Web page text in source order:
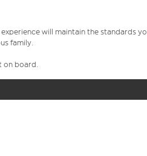
will maintain the standards
family.
on board.